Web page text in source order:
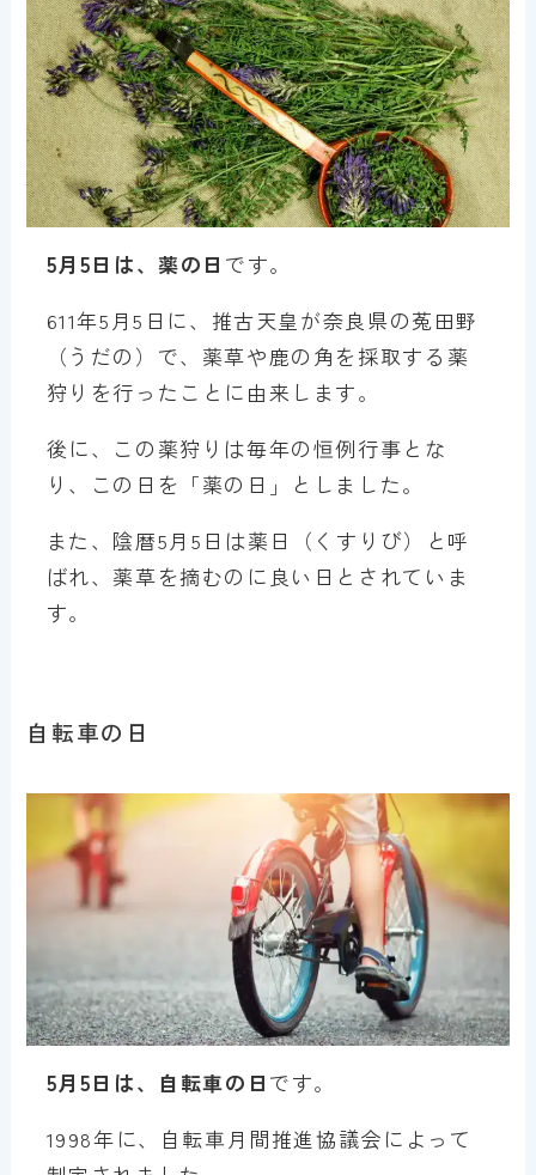
5月5日は、薬の日 です。
611年5月5日に、推古天皇が奈良県の菟田野
（うだの）で、薬草や鹿の角を採取する薬
狩りを行ったことに由来します。
後に、この薬狩りは毎年の恒例行事とな
り、この日を「薬の日」としました。
また、陰暦5月5日は薬日（くすりび）と呼
ばれ、薬草を摘むのに良い日とされていま
す。
自転車の日
5月5日は、自転車の日 です。
1998年に、自転車月間推進協議会によって